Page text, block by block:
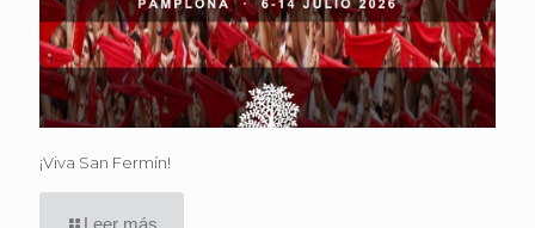
¡Viva San Fermín!